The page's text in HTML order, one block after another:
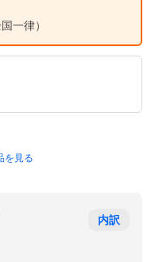
国一律）
を見る
内訳